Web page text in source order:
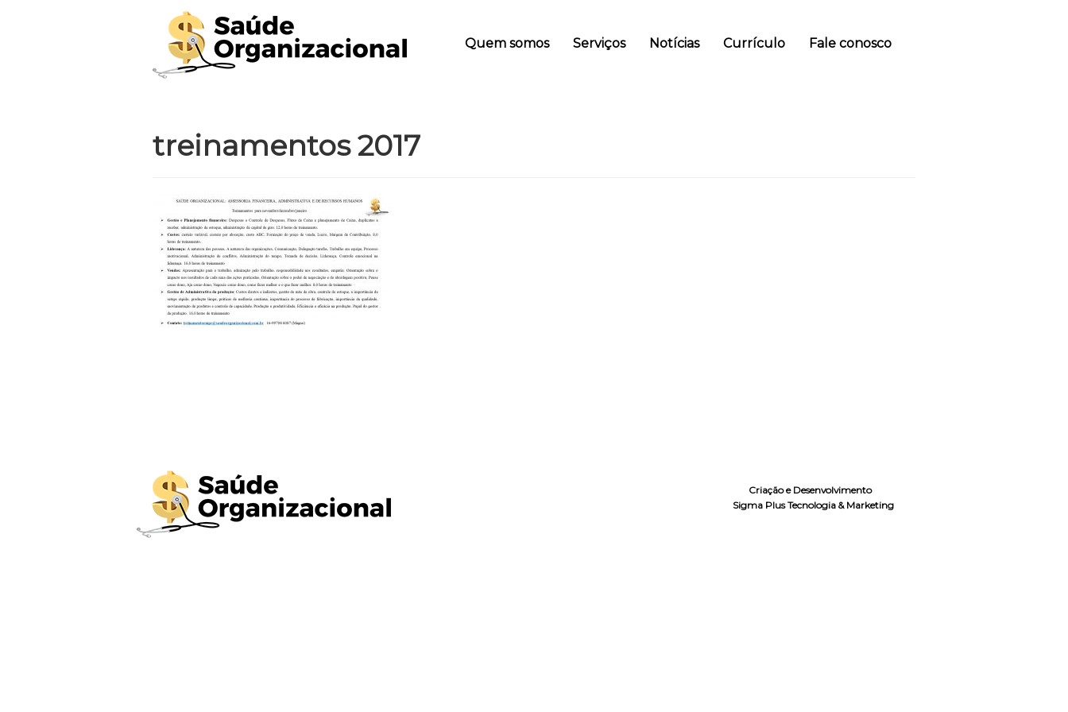
Quem somos Serviços Notícias Currículo Fale conosco
treinamentos 2017
Criação e Desenvolvimento
Sigma Plus Tecnologia & Marketing